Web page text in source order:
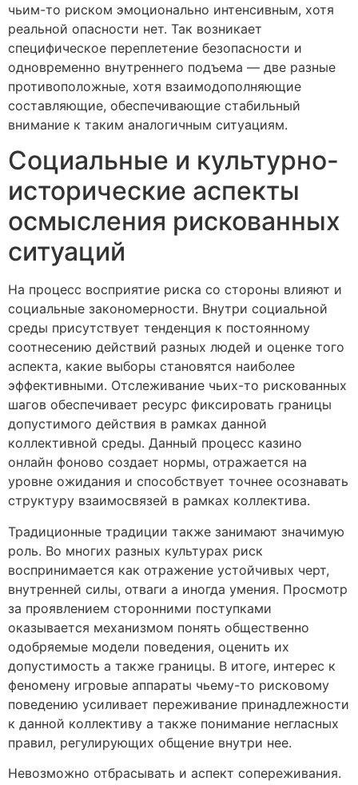
чьим-то риском эмоционально интенсивным, хотя
реальной опасности нет. Так возникает
специфическое переплетение безопасности и
одновременно внутреннего подъема — две разные
противоположные, хотя взаимодополняющие
составляющие, обеспечивающие стабильный
внимание к таким аналогичным ситуациям.
Социальные и культурно-
исторические аспекты
осмысления рискованных
ситуаций
На процесс восприятие риска со стороны влияют и
социальные закономерности. Внутри социальной
среды присутствует тенденция к постоянному
соотнесению действий разных людей и оценке того
аспекта, какие выборы становятся наиболее
эффективными. Отслеживание чьих-то рискованных
шагов обеспечивает ресурс фиксировать границы
допустимого действия в рамках данной
коллективной среды. Данный процесс казино
онлайн фоново создает нормы, отражается на
уровне ожидания и способствует точнее осознавать
структуру взаимосвязей в рамках коллектива.
Традиционные традиции также занимают значимую
роль. Во многих разных культурах риск
воспринимается как отражение устойчивых черт,
внутренней силы, отваги а иногда умения. Просмотр
за проявлением сторонними поступками
оказывается механизмом понять общественно
одобряемые модели поведения, оценить их
допустимость а также границы. В итоге, интерес к
феномену игровые аппараты чьему-то рисковому
поведению усиливает переживание принадлежности
к данной коллективу а также понимание негласных
правил, регулирующих общение внутри нее.
Невозможно отбрасывать и аспект сопереживания.